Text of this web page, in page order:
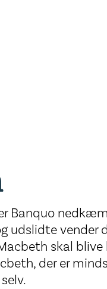
Banquo
udslidte
skal
der er